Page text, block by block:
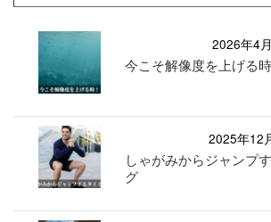
2026年4
今こそ解像度を上げる時
2025年12
しゃがみからジャンプ
グ